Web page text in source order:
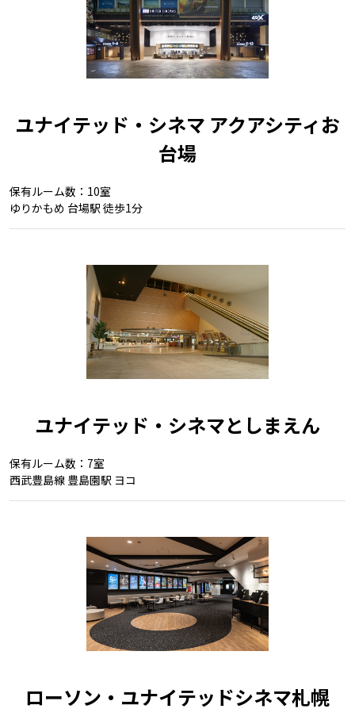
ユナイテッド・シネマ アクアシティお
台場
保有ルーム数：10室
ゆりかもめ 台場駅 徒歩1分
ユナイテッド・シネマとしまえん
保有ルーム数：7室
西武豊島線 豊島園駅 ヨコ
ローソン・ユナイテッドシネマ札幌